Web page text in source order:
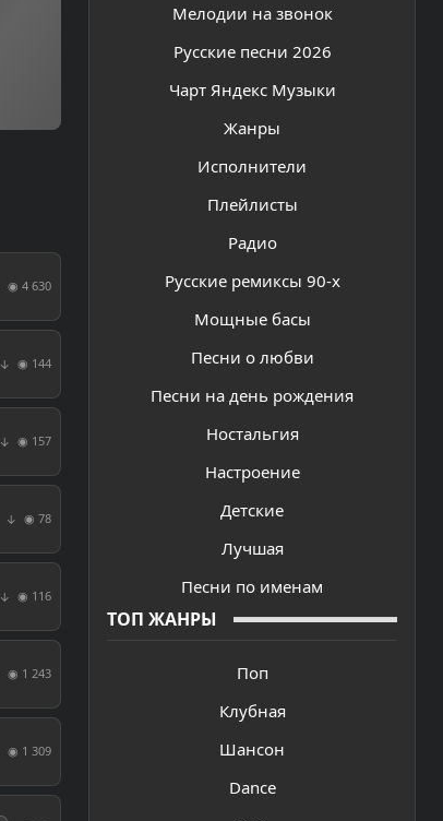
Мелодии на звонок
Русские песни 2026
Чарт Яндекс Музыки
Жанры
Исполнители
Плейлисты
Радио
Русские ремиксы 90-х
Мощные басы
Песни о любви
Песни на день рождения
Ностальгия
Настроение
Детские
Лучшая
Песни по именам
ТОП ЖАНРЫ
Поп
Клубная
Шансон
Dance
◉ 4 630
↓ ◉ 144
↓ ◉ 157
↓ ◉ 78
↓ ◉ 116
◉ 1 243
◉ 1 309